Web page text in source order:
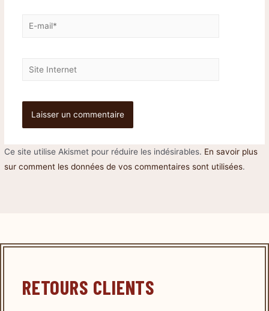
Ce site utilise Akismet pour réduire les indésirables. En savoir plus
sur comment les données de vos commentaires sont utilisées.
RETOURS CLIENTS